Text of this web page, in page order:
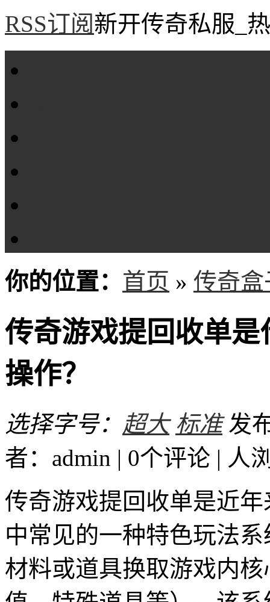
RSS订阅新开传奇私服_
你的位置： 首页 » 传奇盒
传奇游戏提回收单
操作？
选择字号： 超大 标准 发
者：admin | 0个评论 | 人
传奇游戏提回收单是近
中常见的一种特色玩法
材料或道具换取游戏内